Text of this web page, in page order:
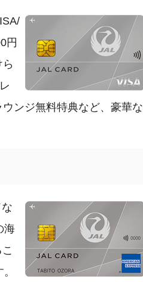
円
ンジ無料特典など、豪華な
海